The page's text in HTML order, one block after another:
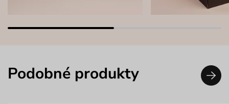
Podobné produkty